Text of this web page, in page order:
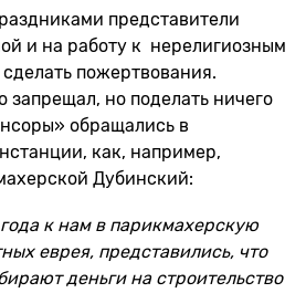
представители
и на работу к нерелигиозным
пожертвования.
запрещал, но поделать ничего
обращались в
как, например,
Дубинский:
к нам в парикмахерскую
еврея, представились, что
деньги на строительство